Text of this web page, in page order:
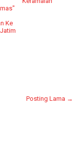
Ke
Posting Lama →